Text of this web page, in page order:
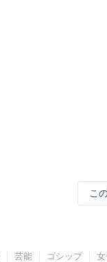
こ
芸能 ゴシップ 女